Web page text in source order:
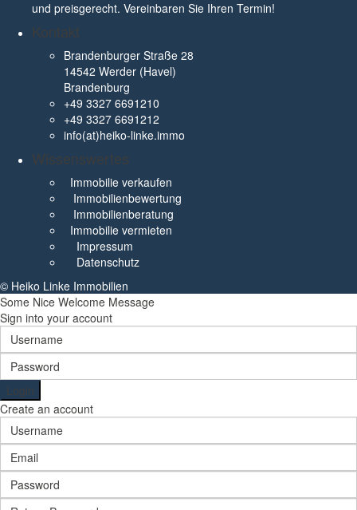
und preisgerecht. Vereinbaren Sie Ihren Termin!
Kontakt
Brandenburger Straße 28
14542 Werder (Havel)
Brandenburg
+49 3327 6691210
+49 3327 6691212
info(at)heiko-linke.immo
Wissenswertes
Immobilie verkaufen
Immobilienbewertung
Immobilienberatung
Immobilie vermieten
Impressum
Datenschutz
© Heiko Linke Immobilien
Some Nice Welcome Message
Sign into your account
Login
Create an account